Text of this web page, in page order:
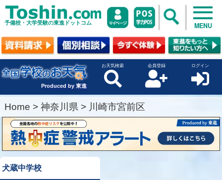
予備校・大学受験の東進ドットコム MENU
Produced by 東進
お天気検索 会員登録 ログイン
Home > 神奈川県 > 川崎市宮前区
犬蔵中学校